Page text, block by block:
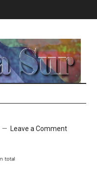
Leave a Comment